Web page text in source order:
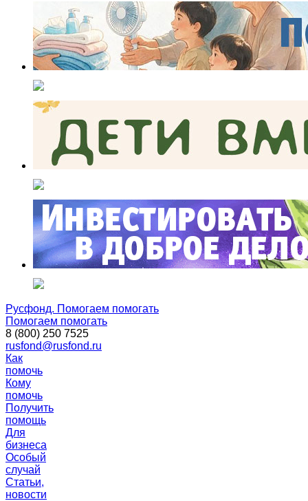
Русфонд. Помогаем помогать
Помогаем помогать
8 (800) 250 7525
rusfond@rusfond.ru
Как
помочь
Кому
помочь
Получить
помощь
Для
бизнеса
Особый
случай
Статьи,
новости